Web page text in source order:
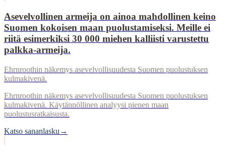
Asevelvollinen armeija on ainoa mahdollinen keino
Suomen kokoisen maan puolustamiseksi. Meille ei
riitä esimerkiksi 30 000 miehen kalliisti varustettu
palkka-armeija.
Ehrnroothin näkemys asevelvollisuudesta Suomen puolustuksen
kulmakivenä.
Ehrnroothin näkemys asevelvollisuudesta Suomen puolustuksen
kulmakivenä. Käytännöllinen analyysi pienen maan
puolustusratkaisusta.
Katso sananlasku →